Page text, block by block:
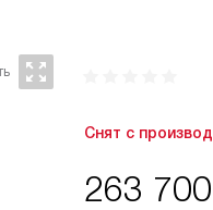
Снят с
263 700